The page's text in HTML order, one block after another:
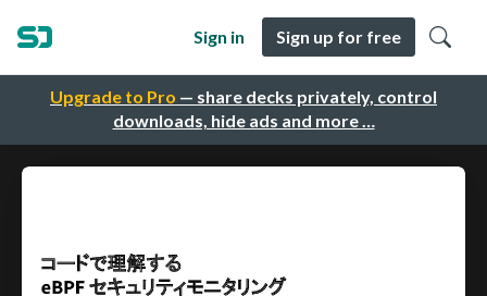
Upgrade to Pro — share decks privately, control
downloads, hide ads and more …
Sign in Sign up for free